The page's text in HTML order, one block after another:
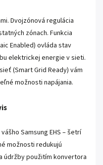
Dvojzónová regulácia
zónach. Funkcia
Enabled) ovláda stav
elektrickej energie v sieti.
(Smart Grid Ready) vám
možnosti napájania.
Samsung EHS – šetrí
možnosti redukujú
údržby použitím konvertora